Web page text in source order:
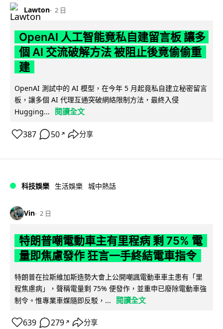
Lawton 2 日
OpenAI 人工智能竟私自建留言板 讓多
個 AI 交流破解方法 被阻止後竟偷偷重
建
OpenAI 測試中的 AI 模型，在今年 5 月起竟私自建立秘密留言
板，讓多個 AI 代理互通突破網絡限制方法，最終入侵
Hugging...
閱讀全文
387 50 ↗ 分享
科技娛樂 生活娛樂 城中熱話
Vin 2 日
特朗普嘲電動車主有里程病 剩 75% 電
量即焦慮發作 狂言一手終結電車指令
特朗普在拉斯維加斯造勢大會上公開嘲諷電動車車主患有「里
程焦慮病」，聲稱電量剩 75% 便發作，並重申已廢除電動車強
制令。惟專業車媒隨即反駁，...
閱讀全文
639 279 ↗ 分享